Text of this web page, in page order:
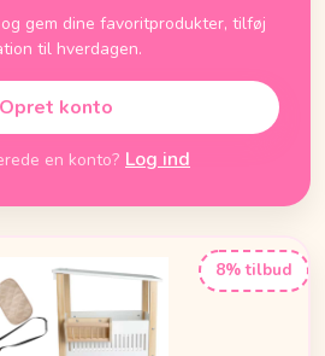
gem dine favoritprodukter, tilføj
til hverdagen.
Opret konto
en konto? Log ind
8% tilbud